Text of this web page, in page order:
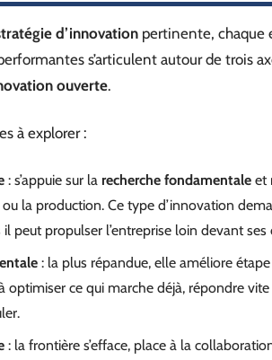
d’innovation pertinente, chaque
s’articulent autour de trois
ouverte.
à explorer :
: s’appuie sur la recherche fondamentale et
ou la production. Ce type d’innovation
il peut propulser l’entreprise loin devant ses
: la plus répandue, elle améliore
optimiser ce qui marche déjà, répondre
: la frontière s’efface, place à la